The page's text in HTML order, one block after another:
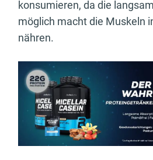
konsumieren, da die
möglich macht die Muskeln
nähren.